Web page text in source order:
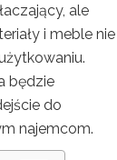
ale
i meble nie
będzie
do
najemcom.